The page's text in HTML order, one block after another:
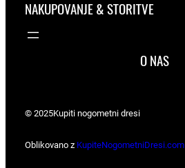
NAKUPOVANJE & STORITVE
O NAS
© 2025Kupiti nogometni dresi
Oblikovano z KupiteNogometniDresi.com